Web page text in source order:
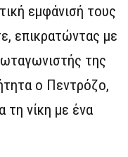
εμφάνισή τους
επικρατώντας με
της
ο Πεντρόζο,
τη νίκη με ένα